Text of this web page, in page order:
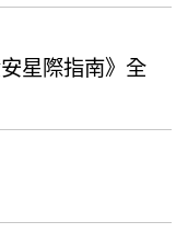
星際指南》全